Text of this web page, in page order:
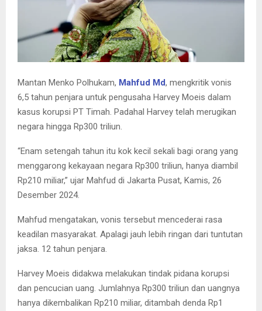
Mantan Menko Polhukam, Mahfud Md, mengkritik vonis
6,5 tahun penjara untuk pengusaha Harvey Moeis dalam
kasus korupsi PT Timah. Padahal Harvey telah merugikan
negara hingga Rp300 triliun.
“Enam setengah tahun itu kok kecil sekali bagi orang yang
menggarong kekayaan negara Rp300 triliun, hanya diambil
Rp210 miliar,” ujar Mahfud di Jakarta Pusat, Kamis, 26
Desember 2024.
Mahfud mengatakan, vonis tersebut mencederai rasa
keadilan masyarakat. Apalagi jauh lebih ringan dari tuntutan
jaksa. 12 tahun penjara.
Harvey Moeis didakwa melakukan tindak pidana korupsi
dan pencucian uang. Jumlahnya Rp300 triliun dan uangnya
hanya dikembalikan Rp210 miliar, ditambah denda Rp1